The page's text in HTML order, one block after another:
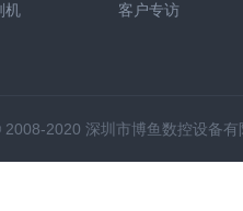
机 客户专访
2020 深圳市博鱼数控设备有